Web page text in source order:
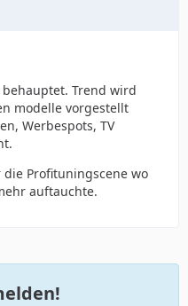
Trend wird
modelle vorgestellt
Werbespots, TV
Profituningscene wo
auftauchte.